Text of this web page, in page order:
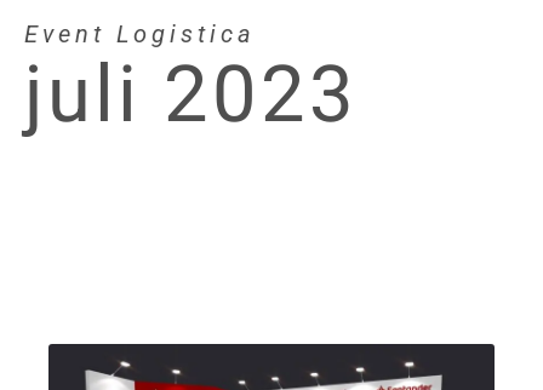
Event Logistica
juli 2023